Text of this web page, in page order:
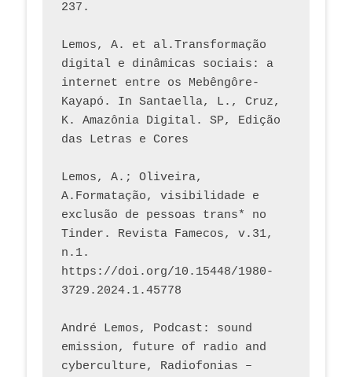
237.
Lemos, A. et al.Transformação
digital e dinâmicas sociais: a
internet entre os Mebêngôre-
Kayapó. In Santaella, L., Cruz,
K. Amazônia Digital. SP, Edição
das Letras e Cores
Lemos, A.; Oliveira,
A.Formatação, visibilidade e
exclusão de pessoas trans* no
Tinder. Revista Famecos, v.31,
n.1.
https://doi.org/10.15448/1980-
3729.2024.1.45778
André Lemos, Podcast: sound
emission, future of radio and
cyberculture, Radiofonias –